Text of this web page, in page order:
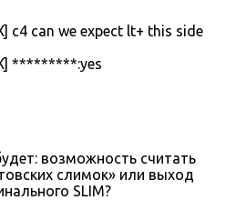
c4 can we expect lt+ this side
*********:yes
возможность считать
слимок» или выход
SLIM?